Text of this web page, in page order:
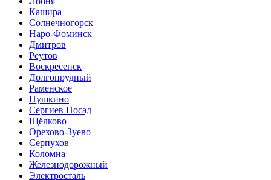
Кашира
Солнечногорск
Наро-Фоминск
Дмитров
Реутов
Воскресенск
Долгопрудный
Раменское
Пушкино
Сергиев Посад
Щёлково
Орехово-Зуево
Серпухов
Коломна
Железнодорожный
Электросталь